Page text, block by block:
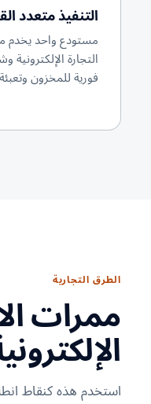
التنفيذ متعدد
مستودع واحد يخدم
فورية للمخزون
الطرق التجارية
ممرات